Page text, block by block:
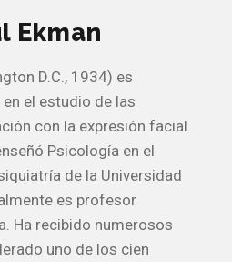
Ekman
D.C., 1934) es
el estudio de las
con la expresión facial.
Psicología en el
de la Universidad
es profesor
Ha recibido numerosos
uno de los cien